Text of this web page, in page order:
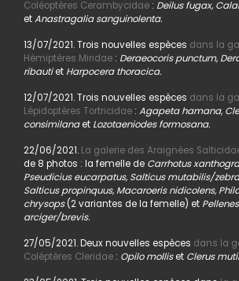
Coléoptères Cerambycidae: Deilus fugax,
etAnastragalia sanguinolenta.
13/07/2021. Trois nouvelles espèces dans la
Hémiptères Miridae: Deraeocoris punctum,
ribautiet Harpocera thoracica.
12/07/2021. Trois nouvelles espèces dans la
Lépidoptères Tortricidae: Agapeta hamana,
consimilanaet Lozotaeniodes formosana.
22/06/2021. La galerie des Araignées
de 8 photos : la femelle de Carrhotus
Pseudicius eucarpatus, Salticus mutabilis/
Salticus propinquus, Macaroeris nidicolens,
chrysops(2 variantes de la femelle) et Pellenes
arciger/brevis.
27/05/2021. Deux nouvelles espèces dans la
Coléptères Cleridae: Opilo molliset Clerus